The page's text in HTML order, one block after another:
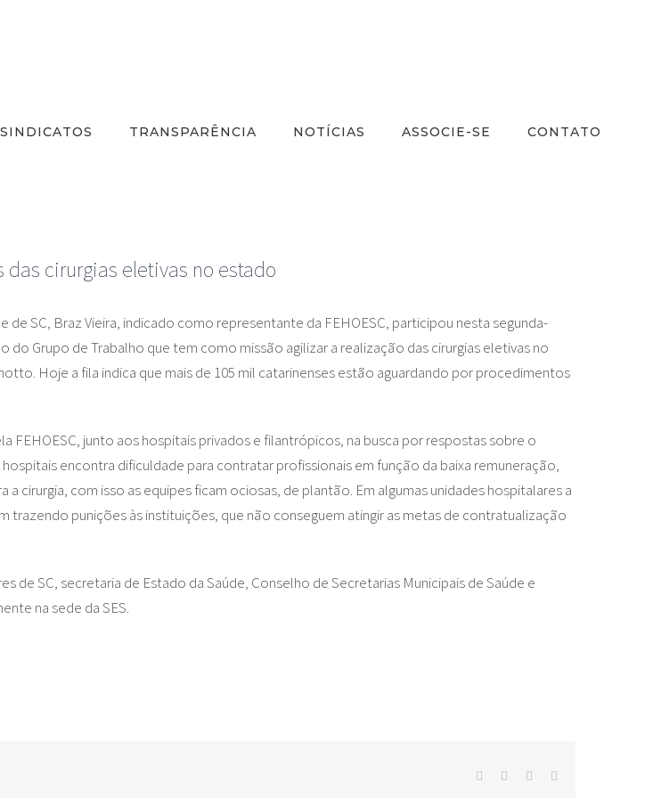
SINDICATOS TRANSPARÊNCIA NOTÍCIAS ASSOCIE-SE CONTATO
cirurgias eletivas no estado
SC, Braz Vieira, indicado como representante da FEHOESC, participou nesta segunda-
do Grupo de Trabalho que tem como missão agilizar a realização das cirurgias eletivas no
Hoje a fila indica que mais de 105 mil catarinenses estão aguardando por procedimentos
FEHOESC, junto aos hospitais privados e filantrópicos, na busca por respostas sobre o
encontra dificuldade para contratar profissionais em função da baixa remuneração,
cirurgia, com isso as equipes ficam ociosas, de plantão. Em algumas unidades hospitalares a
trazendo punições às instituições, que não conseguem atingir as metas de contratualização
SC, secretaria de Estado da Saúde, Conselho de Secretarias Municipais de Saúde e
na sede da SES.
facebook
twitter whatsapp